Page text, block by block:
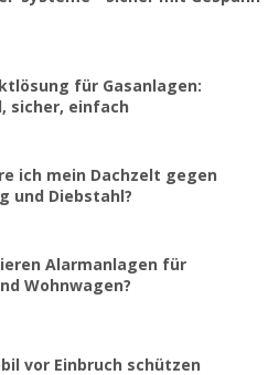
für Gasanlagen:
sicher, einfach
ich mein Dachzelt gegen
und Diebstahl?
Alarmanlagen für
Wohnwagen?
vor Einbruch schützen